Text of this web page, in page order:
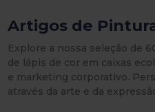
Artigos de
Explore a nossa seleção de
de lápis de cor em caixas
e marketing corporativo.
através da arte e da